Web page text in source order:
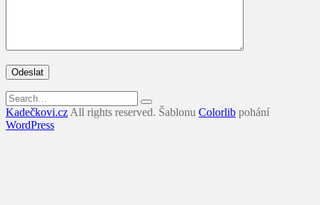
Search
for:
Kadečkovi.cz All rights reserved. Šablonu Colorlib pohání
WordPress